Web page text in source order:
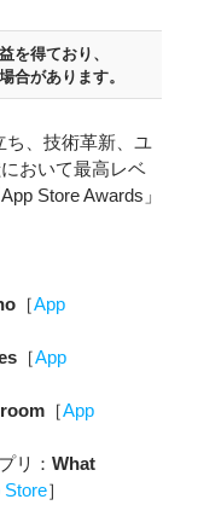
を得ており、
合があります。
ち、技術革新、ユ
おいて最高レベ
Store Awards」
［App
［App
［App
リ： What
Store］